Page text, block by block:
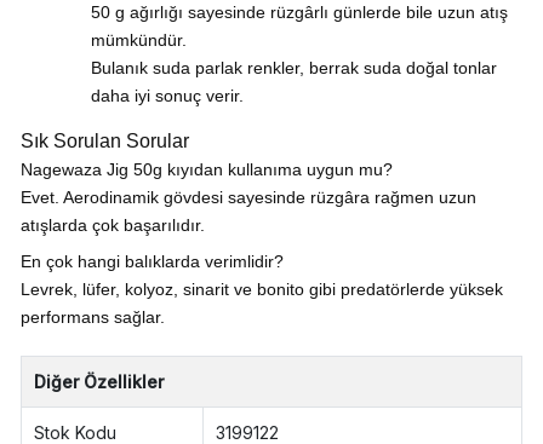
50 g ağırlığı sayesinde rüzgârlı günlerde bile uzun atış
mümkündür.
Bulanık suda parlak renkler, berrak suda doğal tonlar
daha iyi sonuç verir.
Sık Sorulan Sorular
Nagewaza Jig 50g kıyıdan kullanıma uygun mu?
Evet. Aerodinamik gövdesi sayesinde rüzgâra rağmen uzun
atışlarda çok başarılıdır.
En çok hangi balıklarda verimlidir?
Levrek, lüfer, kolyoz, sinarit ve bonito gibi predatörlerde yüksek
performans sağlar.
Diğer Özellikler
Stok Kodu 3199122